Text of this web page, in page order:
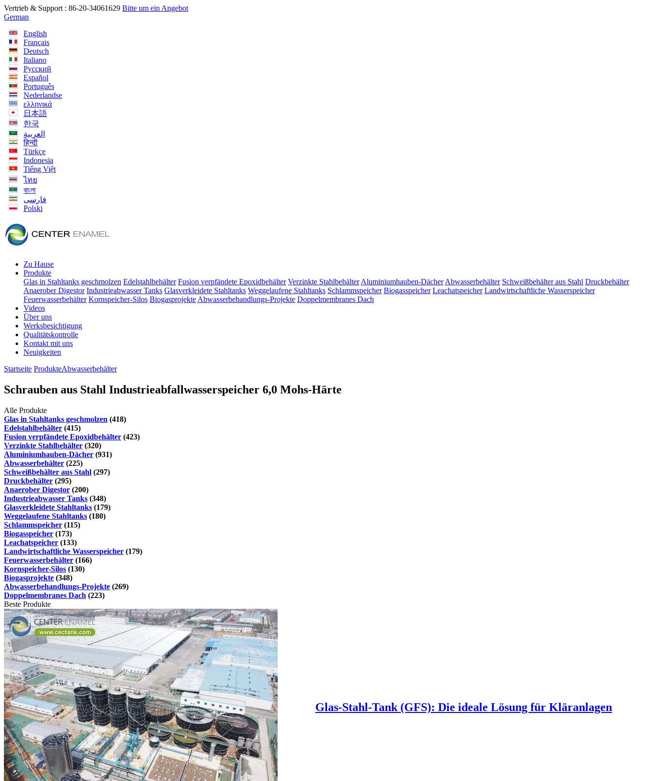
Vertrieb & Support : 86-20-34061629 Bitte um ein Angebot
German
English
Français
Deutsch
Italiano
Русский
Español
Português
Nederlandse
ελληνικά
日本語
한국
العربية
हिन्दी
Türkçe
Indonesia
Tiếng Việt
ไทย
বাংলা
فارسی
Polski
Zu Hause
Produkte
Glas in Stahltanks geschmolzen Edelstahlbehälter Fusion verpfändete Epoxidbehälter Verzinkte Stahlbehälter Aluminiumhauben-Dächer Abwasserbehälter Schweißbehälter aus Stahl Druckbehälter
Anaerober Digestor Industrieabwasser Tanks Glasverkleidete Stahltanks Weggelaufene Stahltanks Schlammspeicher Biogasspeicher Leachatspeicher Landwirtschaftliche Wasserspeicher
Feuerwasserbehälter Kornspeicher-Silos Biogasprojekte Abwasserbehandlungs-Projekte Doppelmembranes Dach
Videos
Über uns
Werksbesichtigung
Qualitätskontrolle
Kontakt mit uns
Neuigkeiten
Startseite ProdukteAbwasserbehälter
Schrauben aus Stahl Industrieabfallwasserspeicher 6,0 Mohs-Härte
Alle Produkte
Glas in Stahltanks geschmolzen (418)
Edelstahlbehälter (415)
Fusion verpfändete Epoxidbehälter (423)
Verzinkte Stahlbehälter (320)
Aluminiumhauben-Dächer (931)
Abwasserbehälter (225)
Schweißbehälter aus Stahl (297)
Druckbehälter (295)
Anaerober Digestor (200)
Industrieabwasser Tanks (348)
Glasverkleidete Stahltanks (179)
Weggelaufene Stahltanks (180)
Schlammspeicher (115)
Biogasspeicher (173)
Leachatspeicher (133)
Landwirtschaftliche Wasserspeicher (179)
Feuerwasserbehälter (166)
Kornspeicher-Silos (130)
Biogasprojekte (348)
Abwasserbehandlungs-Projekte (269)
Doppelmembranes Dach (223)
Beste Produkte
Glas-Stahl-Tank (GFS): Die ideale Lösung für Kläranlagen